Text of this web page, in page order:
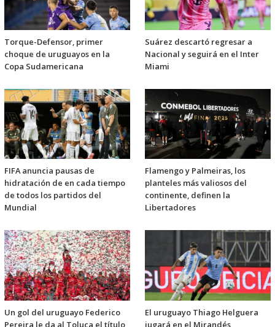
Torque-Defensor, primer
choque de uruguayos en la
Copa Sudamericana
Suárez descartó regresar a
Nacional y seguirá en el Inter
Miami
FIFA anuncia pausas de
hidratación de en cada tiempo
de todos los partidos del
Mundial
Flamengo y Palmeiras, los
planteles más valiosos del
continente, definen la
Libertadores
Un gol del uruguayo Federico
Pereira le da al Toluca el título
El uruguayo Thiago Helguera
jugará en el Mirandés